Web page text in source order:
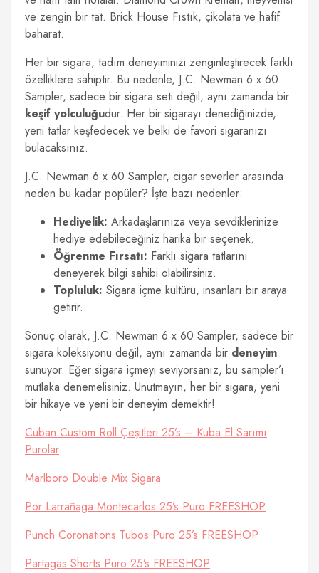
ve zengin bir tat. Brick House Fıstık, çikolata ve hafif
baharat.
Her bir sigara, tadım deneyiminizi zenginleştirecek farklı
özelliklere sahiptir. Bu nedenle, J.C. Newman 6 x 60
Sampler, sadece bir sigara seti değil, aynı zamanda bir
keşif yolculuğudur. Her bir sigarayı denediğinizde,
yeni tatlar keşfedecek ve belki de favori sigaranızı
bulacaksınız.
J.C. Newman 6 x 60 Sampler, cigar severler arasında
neden bu kadar popüler? İşte bazı nedenler:
Hediyelik: Arkadaşlarınıza veya sevdiklerinize
hediye edebileceğiniz harika bir seçenek.
Öğrenme Fırsatı: Farklı sigara tatlarını
deneyerek bilgi sahibi olabilirsiniz.
Topluluk: Sigara içme kültürü, insanları bir araya
getirir.
Sonuç olarak, J.C. Newman 6 x 60 Sampler, sadece bir
sigara koleksiyonu değil, aynı zamanda bir deneyim
sunuyor. Eğer sigara içmeyi seviyorsanız, bu sampler’ı
mutlaka denemelisiniz. Unutmayın, her bir sigara, yeni
bir hikaye ve yeni bir deneyim demektir!
Cuban Custom Roll Çeşitleri 25’s – Küba El Sarımı
Purolar
Marlboro Double Mix Sigara
Por Larrañaga Montecarlos 25’s Puro FREESHOP
Punch Coronations Tubos Puro 25’s FREESHOP
Partagas Shorts Puro 25’s FREESHOP